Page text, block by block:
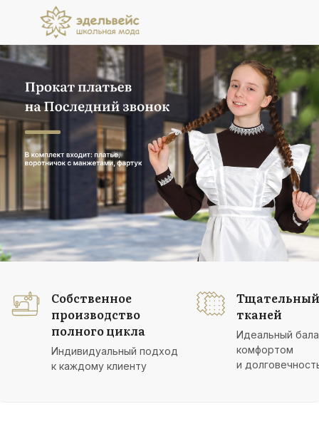
Прокат платьев
на Последний звонок
В комплект входит: платье, воротничок
с манжетами, фартук
Подробнее
Собственное
производство
полного цикла
Индивидуальный подход
к каждому клиенту
тканей
Идеальный
комфортом
и